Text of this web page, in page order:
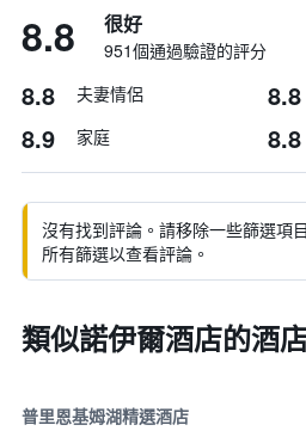
8.8 很好
951個通過驗證的評分
8.8 夫妻情侶 8.8
8.9 家庭 8.8
沒有找到評論。請移除一些篩選項
所有篩選以查看評論。
類似諾伊爾酒店的酒
普里恩基姆湖精選酒店